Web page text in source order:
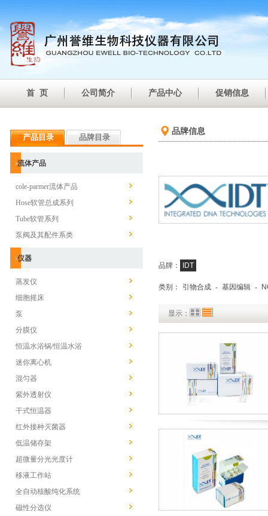
首 页 公司简介 产品中心 促销信息
产品目录 品牌目录
流体产品
cole-parmer流体产品
Hose软管总成系列
Tube软管系列
泵阀及其配件系类
仪器
蒸发仪
细胞摇床
泵
分膜仪
恒温水浴锅/恒温水浴
迷你离心机
混匀器
紫外透射仪
干式恒温器
红外接种灭菌器
低温储存架
超微量分光光度计
移液工作站
全自动核酸纯化系统
磁性分选仪
品牌信息
品牌： IDT
类别： 引物合成 - 基因编辑 -
显示：